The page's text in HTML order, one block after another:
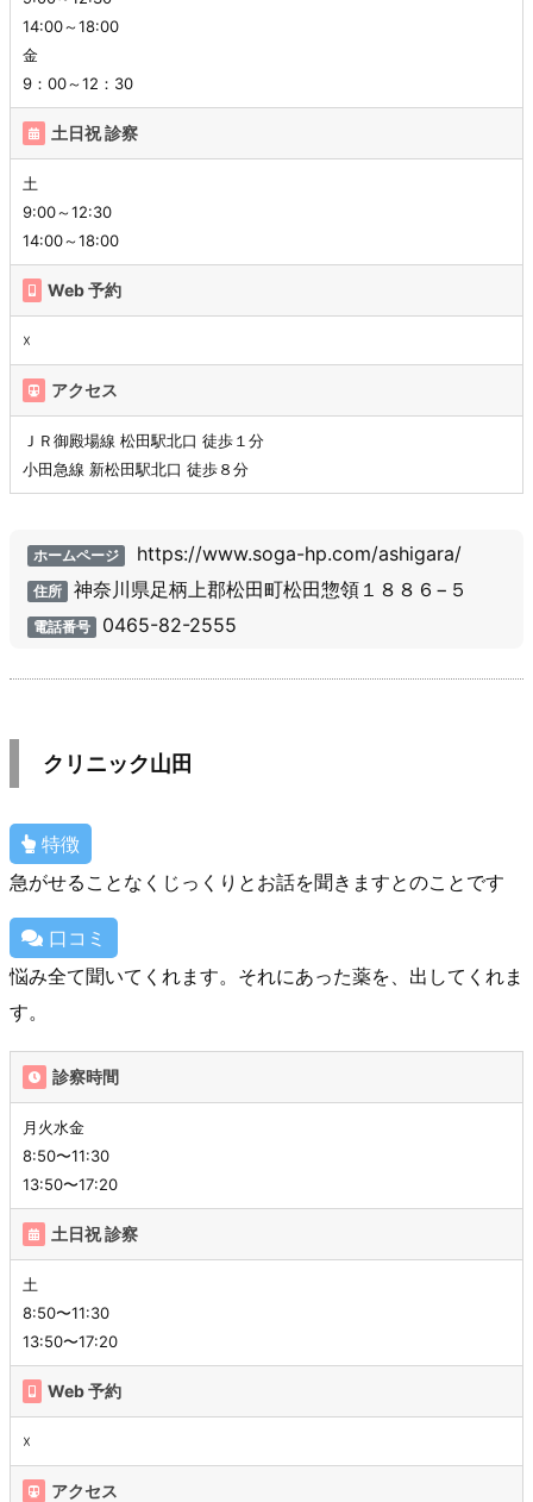
14:00～18:00
金
9：00～12：30
土日祝 診察
土
9:00～12:30
14:00～18:00
Web 予約
☓
アクセス
ＪＲ御殿場線 松田駅北口 徒歩１分
小田急線 新松田駅北口 徒歩８分
ホームページ https://www.soga-hp.com/ashigara/
住所 神奈川県足柄上郡松田町松田惣領１８８６−５
電話番号 0465-82-2555
クリニック山田
特徴
急がせることなくじっくりとお話を聞きますとのことです
口コミ
悩み全て聞いてくれます。それにあった薬を、出してくれま
す。
診察時間
月火水金
8:50〜11:30
13:50〜17:20
土日祝 診察
土
8:50〜11:30
13:50〜17:20
Web 予約
☓
アクセス